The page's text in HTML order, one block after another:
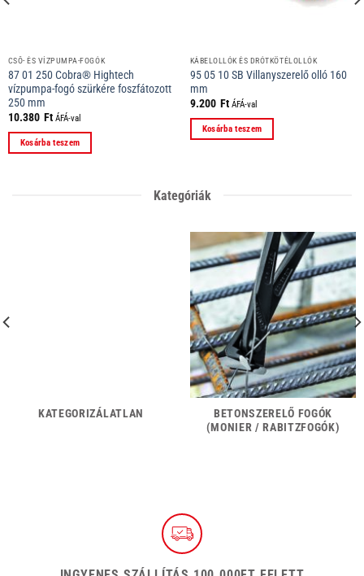
CSŐ- ÉS VÍZPUMPA-FOGÓK
87 01 250 Cobra® Hightech
vízpumpa-fogó szürkére foszfátozott
250 mm
10.380 Ft ÁFÁ-val
Kosárba teszem
KÁBELOLLÓK ÉS DRÓTKÖTÉLOLLÓK
95 05 10 SB Villanyszerelő olló 160
mm
9.200 Ft ÁFÁ-val
Kosárba teszem
Kategóriák
KATEGORIZÁLATLAN
BETONSZERELŐ FOGÓK
(MONIER / RABITZFOGÓK)